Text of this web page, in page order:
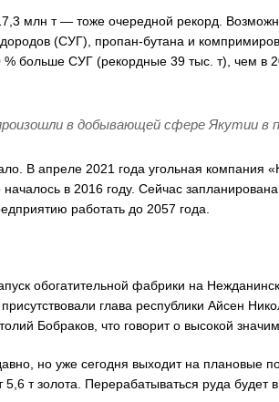
млн т — тоже очередной рекорд.
(СУГ), пропан-бутана и
больше СУГ (рекордные 39 тыс. т), чем в
в добывающей сфере Якутии в
В апреле 2021 года угольная компания
в 2016 году. Сейчас
работать до 2057 года.
обогатительной фабрики на
глава республики Айсен
Бобраков, что говорит о высокой
но уже сегодня выходит на плановые
т золота. Перерабатываться руда будет